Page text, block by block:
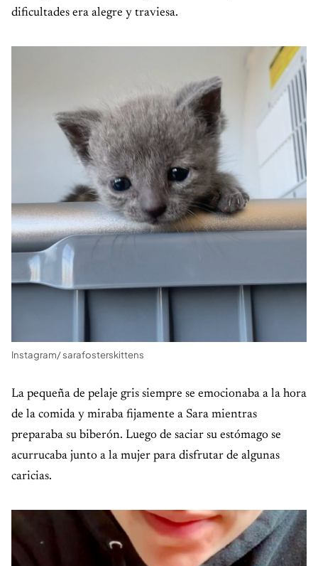
dificultades era alegre y traviesa.
Instagram/ sarafosterskittens
La pequeña de pelaje gris siempre se emocionaba a la hora
de la comida y miraba fijamente a Sara mientras
preparaba su biberón. Luego de saciar su estómago se
acurrucaba junto a la mujer para disfrutar de algunas
caricias.